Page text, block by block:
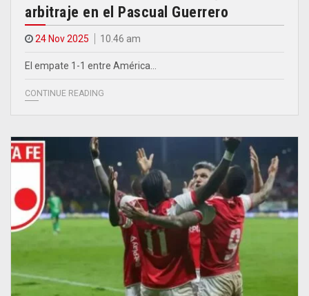
arbitraje en el Pascual Guerrero
24 Nov 2025 10.46 am
El empate 1-1 entre América…
CONTINUE READING